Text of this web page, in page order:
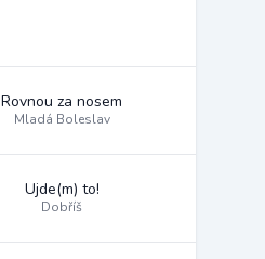
Rovnou za nosem
Mladá Boleslav
Ujde(m) to!
Dobříš